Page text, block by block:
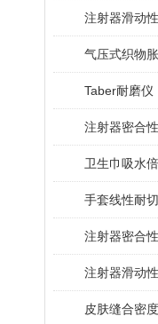
注射器滑动
气压式织物
Taber耐磨仪
注射器密合
卫生巾吸水
手套线性耐
注射器密合
注射器滑动
皮肤缝合密